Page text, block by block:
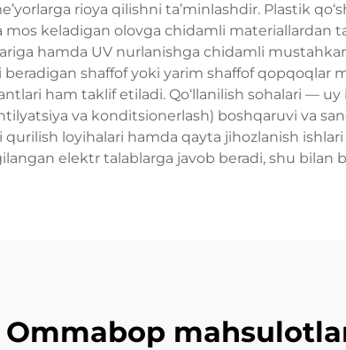
rioya qilishni ta’minlashdir. Plastik
keladigan olovga chidamli materiallardan
hamda UV nurlanishga chidamli
shaffof yoki yarim shaffof qopqoqlar
ham taklif etiladi. Qo‘llanilish sohalari —
va konditsionerlash) boshqaruvi va
loyihalari hamda qayta jihozlanish
elektr talablarga javob beradi, shu bilan
Ommabop